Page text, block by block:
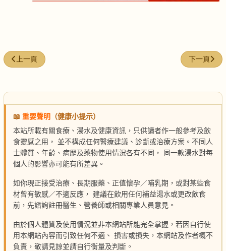
上一篇文章: 高麗蔘粉粥/麥皮
上一頁 下一篇文章
下一頁
📖 重要聲明
（健康小提示）
本站所載有關食療、湯水及健康資訊，只供讀者作一般參考及飲
食靈感之用， 並不構成任何醫療建議、診斷或治療方案。不同人
士體質、年齡、病歷及藥物使用情況各有不同， 同一款湯水對每
個人的影響亦可能有所差異。
如你現正接受治療、長期服藥、正值懷孕／哺乳期，或對某些食
材曾有敏感／不適反應， 建議在飲用任何補益湯水或更改飲食
前，先諮詢註冊醫生、營養師或相關專業人員意見。
由於個人體質及使用情況並非本網站所能完全掌握，若因自行使
用本網站內容而引致任何不適、 損害或損失，本網站及作者概不
負責，敬請見諒並請自行衡量及判斷。